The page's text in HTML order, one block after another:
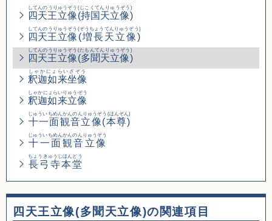
四天王立像
してんのうりゅうぞう
(持国天立像)
(じこくてんりゅうぞう)
四天王立像
してんのうりゅうぞう
(増長天立像)
(ぞうちょうてんりゅうぞう)
四天王立像
してんのうりゅうぞう
(多聞天立像)
(たもんてんりゅうぞう)
釈迦如来坐像
しゃかにょらいざぞう
釈迦如来立像
しゃかにょらいりゅうぞう
十一面観音立像(本尊)
じゅういちめんかんのんりゅうぞう(ほんぞん)
十一面観音立像
じゅういちめんかんのんりゅうぞう
長弓寺本堂
ちょうきゅうじほんどう
四天王立像(多聞天立像)の関連項目